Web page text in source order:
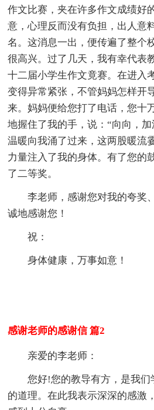
作文比赛，夹在许多作文成绩好
意，心理反而没有负担，出人意
名。这消息一出，便传遍了整个
很高兴。过了几天，我有幸代表
十二届小学生作文竟赛。在进入
变得异常紧张，不管妈妈怎样开
来。妈妈便给您打了电话，您十
地握住了我的手，说：“向向，
温暖向我涌了过来，这两股暖流
力量注入了我的身体。有了您的
了二等奖。
李老师，感谢您对我的夸奖
诚地感谢您！
祝：
身体健康，万事如意！
感谢老师的感谢信 篇2
亲爱的李老师：
您好!您的教导有方，是我们
的道理。在此我表示深深的感激